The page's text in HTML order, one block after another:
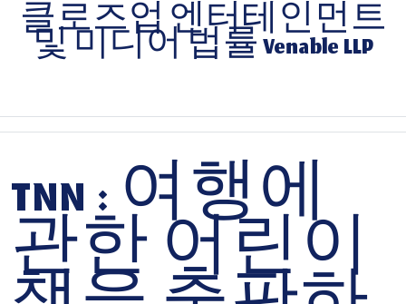
content
클로즈업 엔터테인먼트
및 미디어 법률 Venable LLP
TNN : 여행에
관한 어린이